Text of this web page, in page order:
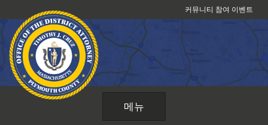
텐
츠
건
커뮤니티 참여 이벤트
메뉴